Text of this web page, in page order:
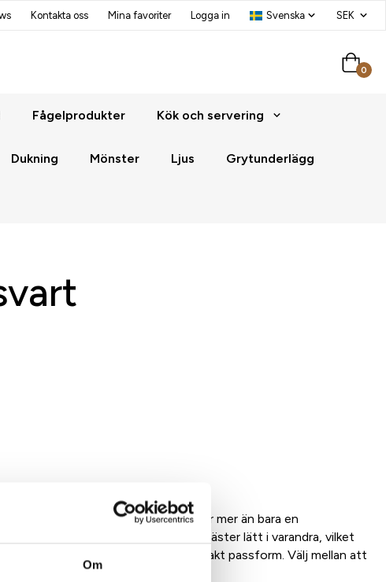
Om
Kontakta oss Mina favoriter Logga in
0
Fågelprodukter Kök och servering
Dukning Mönster Ljus Grytunderlägg
vill. Den här unika konstruktionen är mer än bara en
blickfång. Modulerna är lösa och fäster lätt i varandra, vilket
i extruderad aluminum för exakt passform. Välj mellan att